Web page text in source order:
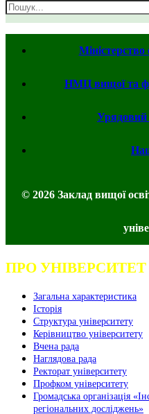
Міністерство
НМЦ вищої та
Урядовий
© 2026 Заклад вищої
ПРО УНІВЕРСИТЕТ
Загальна характеристика
Історія
Структура університету
Керівництво університету
Вчена рада
Наглядова рада
Ректорат університету
Профком університету
Громадська організація
регіональних досліджень»